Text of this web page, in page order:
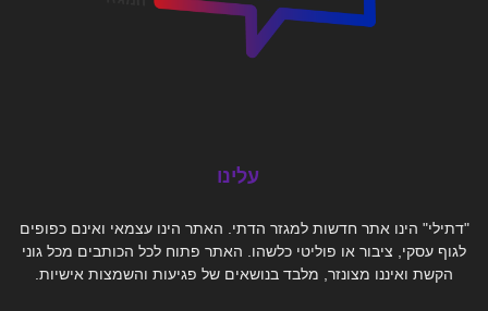
עלינו
"דתילי" הינו אתר חדשות למגזר הדתי. האתר הינו עצמאי ואינם כפופים
לגוף עסקי, ציבור או פוליטי כלשהו. האתר פתוח לכל הכותבים מכל גוני
הקשת ואיננו מצונזר, מלבד בנושאים של פגיעות והשמצות אישיות.